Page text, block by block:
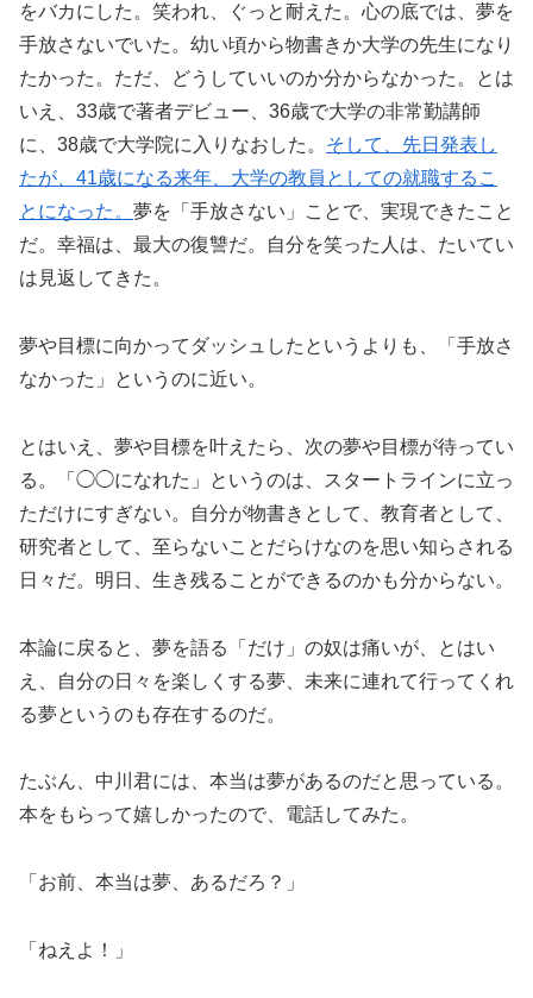
をバカにした。笑われ、ぐっと耐えた。心の底では、夢を
手放さないでいた。幼い頃から物書きか大学の先生になり
たかった。ただ、どうしていいのか分からなかった。とは
いえ、33歳で著者デビュー、36歳で大学の非常勤講師
に、38歳で大学院に入りなおした。 そして、先日発表し
たが、41歳になる来年、大学の教員としての就職するこ
とになった。 夢を「手放さない」ことで、実現できたこと
だ。幸福は、最大の復讐だ。自分を笑った人は、たいてい
は見返してきた。
夢や目標に向かってダッシュしたというよりも、「手放さ
なかった」というのに近い。
とはいえ、夢や目標を叶えたら、次の夢や目標が待ってい
る。「◯◯になれた」というのは、スタートラインに立っ
ただけにすぎない。自分が物書きとして、教育者として、
研究者として、至らないことだらけなのを思い知らされる
日々だ。明日、生き残ることができるのかも分からない。
本論に戻ると、夢を語る「だけ」の奴は痛いが、とはい
え、自分の日々を楽しくする夢、未来に連れて行ってくれ
る夢というのも存在するのだ。
たぶん、中川君には、本当は夢があるのだと思っている。
本をもらって嬉しかったので、電話してみた。
「お前、本当は夢、あるだろ？」
「ねえよ！」